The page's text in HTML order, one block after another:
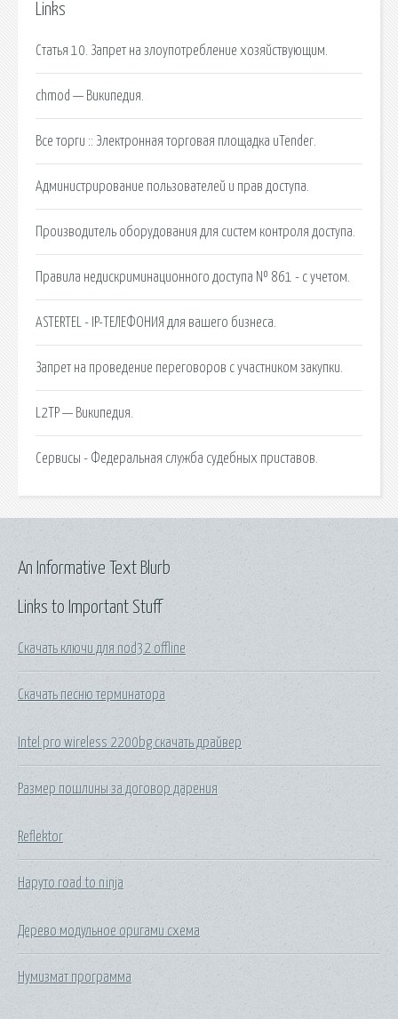
Links
Статья 10. Запрет на злоупотребление хозяйствующим.
chmod — Википедия.
Все торги :: Электронная торговая площадка uTender.
Администрирование пользователей и прав доступа.
Производитель оборудования для систем контроля доступа.
Правила недискриминационного доступа № 861 - с учетом.
ASTERTEL - IP-ТЕЛЕФОНИЯ для вашего бизнеса.
Запрет на проведение переговоров с участником закупки.
L2TP — Википедия.
Сервисы - Федеральная служба судебных приставов.
Links to Important Stuff
Скачать ключи для nod32 offline
Скачать песню терминатора
Intel pro wireless 2200bg скачать драйвер
Размер пошлины за договор дарения
Reflektor
Наруто road to ninja
Дерево модульное оригами схема
Нумизмат программа
An Informative Text Blurb